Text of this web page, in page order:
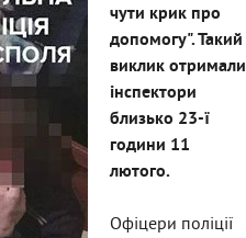
чути крик про
допомогу". Такий
виклик отримали
інспектори
близько 23-ї
години 11
лютого.
Офіцери поліції